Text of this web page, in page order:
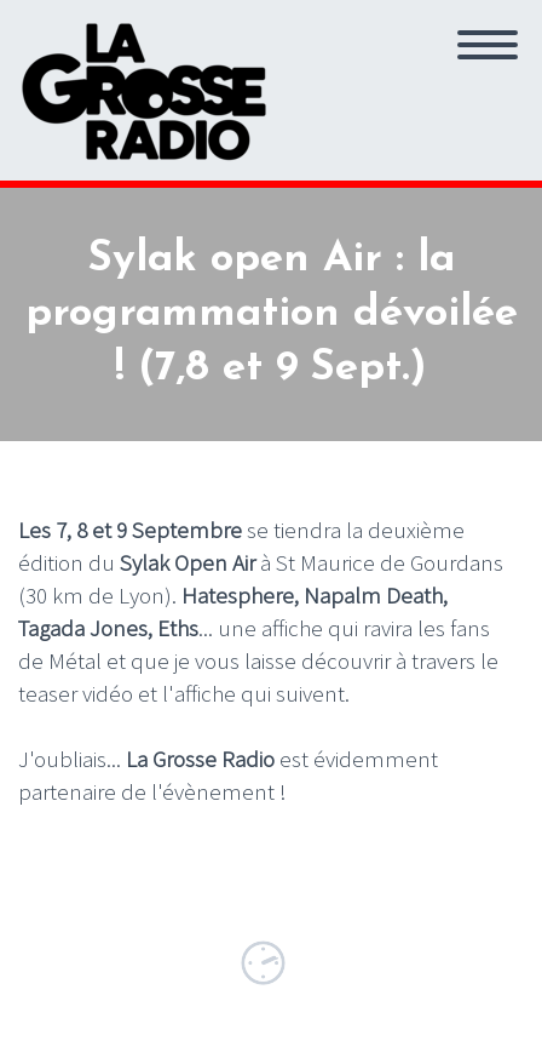
Sylak open Air : la
programmation dévoilée
! (7,8 et 9 Sept.)
Les 7, 8 et 9 Septembrese tiendra la deuxième
édition du Sylak Open Airà St Maurice de Gourdans
(30 km de Lyon). Hatesphere, Napalm Death,
Tagada Jones, Eths... une affiche qui ravira les fans
de Métal et que je vous laisse découvrir à travers le
teaser vidéo et l'affiche qui suivent.
J'oubliais... La Grosse Radio est évidemment
partenaire de l'évènement !